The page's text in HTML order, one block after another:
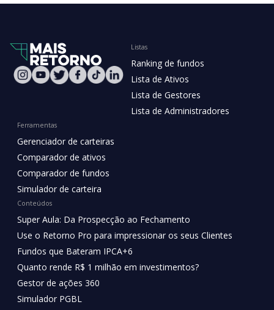
Listas
Ranking de fundos
Lista de Ativos
Lista de Gestores
Lista de Administradores
Ferramentas
Gerenciador de carteiras
Comparador de ativos
Comparador de fundos
Simulador de carteira
Conteúdos
Super Aula: Da Prospecção ao Fechamento
Use o Retorno Pro para impressionar os seus Clientes
Fundos que Bateram IPCA+6
Quanto rende R$ 1 milhão em investimentos?
Gestor de ações 360
Simulador PGBL